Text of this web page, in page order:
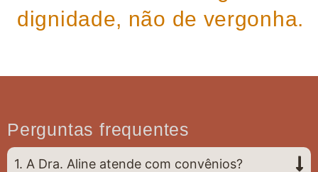
dignidade, não de vergonha.
Perguntas frequentes
1. A Dra. Aline atende com convênios?